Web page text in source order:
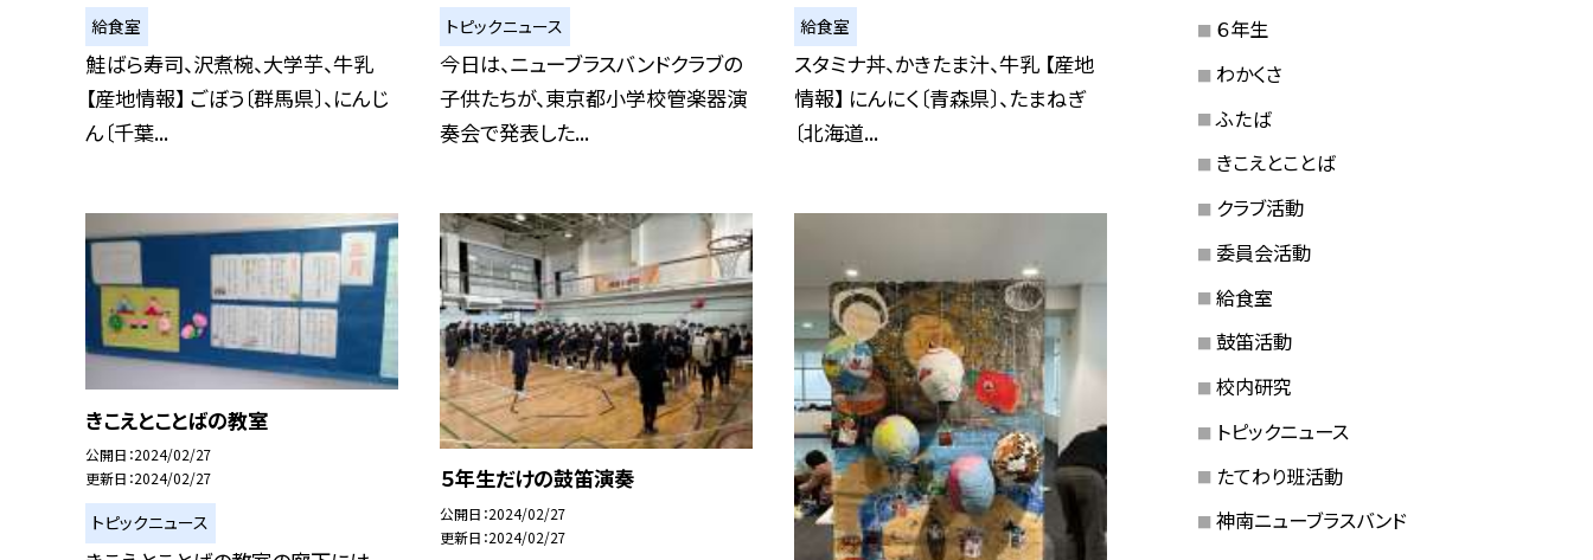
給食室
鮭ばら寿司、沢煮椀、大学芋、牛乳
【産地情報】 ごぼう〔群馬県〕、にんじ
ん〔千葉...
トピックニュース
今日は、ニューブラスバンドクラブの
子供たちが、東京都小学校管楽器演
奏会で発表した...
給食室
スタミナ丼、かきたま汁、牛乳 【産地
情報】 にんにく〔青森県〕、たまねぎ
〔北海道...
きこえとことばの教室
公開日 2024/02/27
更新日 2024/02/27
トピックニュース
５年生だけの鼓笛演奏
公開日 2024/02/27
更新日 2024/02/27
６年生
わかくさ
ふたば
きこえとことば
クラブ活動
委員会活動
給食室
鼓笛活動
校内研究
トピックニュース
たてわり班活動
神南ニューブラスバンド